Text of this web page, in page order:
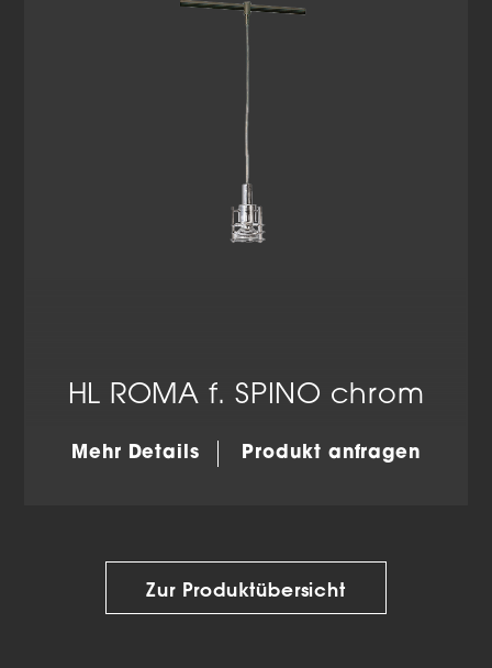
HL ROMA f. SPINO chrom
Mehr Details Produkt anfragen
Zur Produktübersicht